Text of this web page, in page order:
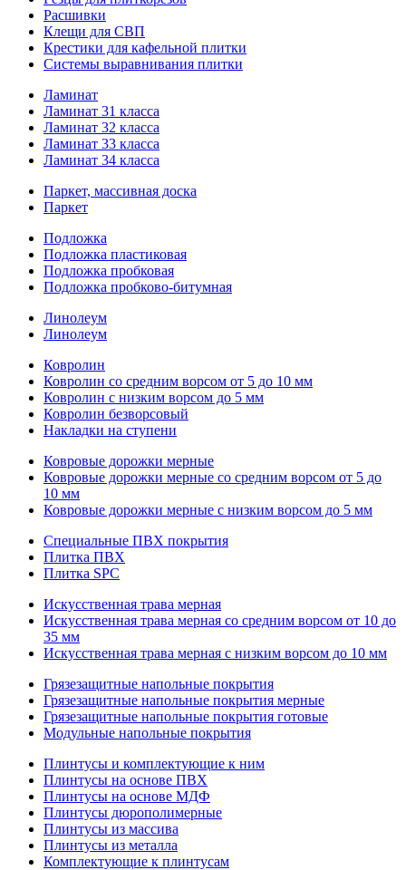
Расшивки
Клещи для СВП
Крестики для кафельной плитки
Системы выравнивания плитки
Ламинат
Ламинат 31 класса
Ламинат 32 класса
Ламинат 33 класса
Ламинат 34 класса
Паркет, массивная доска
Паркет
Подложка
Подложка пластиковая
Подложка пробковая
Подложка пробково-битумная
Линолеум
Линолеум
Ковролин
Ковролин со средним ворсом от 5 до 10 мм
Ковролин с низким ворсом до 5 мм
Ковролин безворсовый
Накладки на ступени
Ковровые дорожки мерные
Ковровые дорожки мерные со средним ворсом от 5 до
10 мм
Ковровые дорожки мерные с низким ворсом до 5 мм
Специальные ПВХ покрытия
Плитка ПВХ
Плитка SPC
Искуccтвенная трава мерная
Искусственная трава мерная со средним ворсом от 10 до
35 мм
Искусственная трава мерная с низким ворсом до 10 мм
Грязезащитные напольные покрытия
Грязезащитные напольные покрытия мерные
Грязезащитные напольные покрытия готовые
Модульные напольные покрытия
Плинтусы и комплектующие к ним
Плинтусы на основе ПВХ
Плинтусы на основе МДФ
Плинтусы дюрополимерные
Плинтусы из массива
Плинтусы из металла
Комплектующие к плинтусам